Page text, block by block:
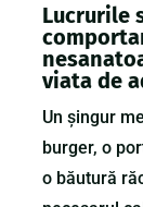
Lucrurile
viata de
Un șingur
burger, o
o băutură